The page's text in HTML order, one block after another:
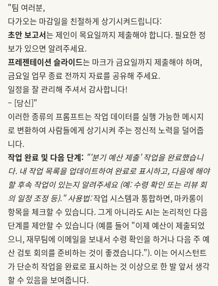
"팀 여러분,
다가오는 마감일을 친절하게 상기시켜드립니다:
초안 보고서는 제인이 목요일까지 제출해야 합니다. 필요한 정
보가 있으면 알려주세요.
프레젠테이션 슬라이드는 마크가 금요일까지 제출해야 하며,
금요일 업무 종료 전까지 자료를 공유해 주세요.
일정을 잘 관리해 주셔서 감사합니다!
– [당신]"
이러한 종류의 프롬프트는 작업 데이터를 실행 가능한 메시지
로 변환하여 사람들에게 상기시켜 주는 정신적 노력을 덜어줍
니다.
작업 완료 및 다음 단계: "'분기 예산 제출' 작업을 완료했습니
다. 내 작업 목록을 업데이트하여 완료로 표시하고, 다음에 해야
할 후속 작업이 있는지 알려주세요 (예: 수령 확인 또는 리뷰 회
의 일정 조정 등)." 사용법:작업 시스템과 통합하면, 마카롱이
항목을 체크할 수 있습니다. 그게 아니라도 AI는 논리적인 다음
단계를 제안할 수 있습니다 (예를 들어 "이제 예산이 제출되었
으니, 재무팀에 이메일을 보내서 수령 확인을 하거나 다음 주 예
산 검토 회의를 준비하는 것이 좋겠습니다."). 이는 어시스턴트
가 단순히 작업을 완료로 표시하는 것 이상으로 한 발 앞서 생각
할 수 있음을 보여줍니다.